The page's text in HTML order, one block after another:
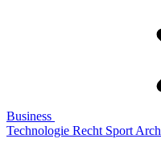
Business
Technologie Recht Sport